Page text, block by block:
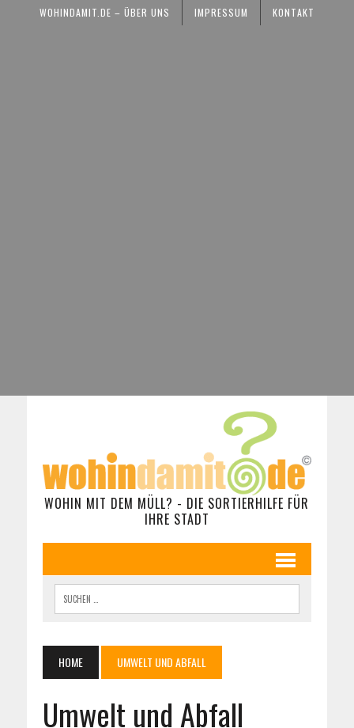
WOHINDAMIT.DE – ÜBER UNS IMPRESSUM KONTAKT
WOHIN MIT DEM MÜLL? - DIE SORTIERHILFE FÜR
IHRE STADT
HOME UMWELT UND ABFALL
Umwelt und Abfall